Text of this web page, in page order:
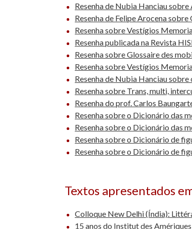
Resenha de Nubia Hanciau
Resenha de Felipe Arocena
Resenha sobre Vestígios
Resenha publicada na Revista
Resenha sobre Glossaire des
Resenha sobre Vestígios
Resenha de Nubia Hanciau
Resenha sobre Trans, multi,
Resenha do prof. Carlos
Resenha sobre o Dicionário das
Resenha sobre o Dicionário das
Resenha sobre o Dicionário de
Resenha sobre o Dicionário de
Textos apresentados
Colloque New Delhi (Índia):
15 anos do Institut des